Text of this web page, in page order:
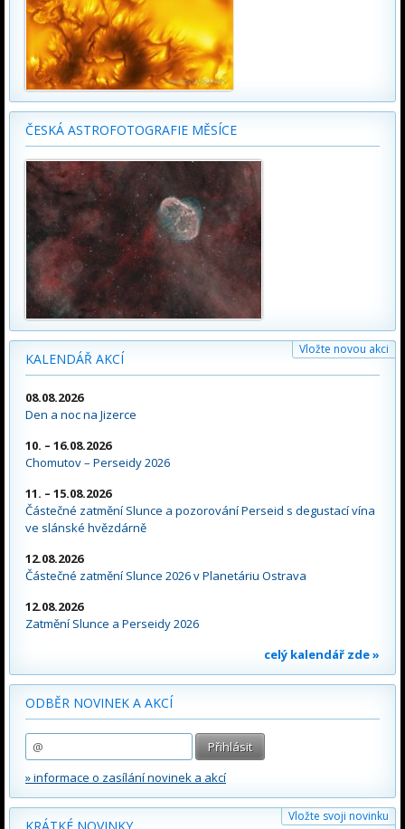
ČESKÁ ASTROFOTOGRAFIE MĚSÍCE
KALENDÁŘ AKCÍ
Vložte novou akci
08.08.2026
Den a noc na Jizerce
10. – 16.08.2026
Chomutov – Perseidy 2026
11. – 15.08.2026
Částečné zatmění Slunce a pozorování Perseid s degustací vína
ve slánské hvězdárně
12.08.2026
Částečné zatmění Slunce 2026 v Planetáriu Ostrava
12.08.2026
Zatmění Slunce a Perseidy 2026
celý kalendář zde »
ODBĚR NOVINEK A AKCÍ
» informace o zasílání novinek a akcí
Vložte svoji novinku